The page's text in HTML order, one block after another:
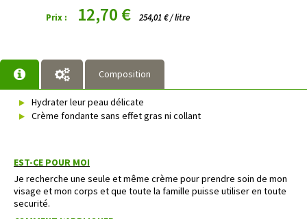
Prix : 12,70 € 254,01 € / litre
Composition
Hydrater leur peau délicate
Crème fondante sans effet gras ni collant
EST-CE POUR MOI
Je recherche une seule et même crème pour prendre soin de mon
visage et mon corps et que toute la famille puisse utiliser en toute
securité.